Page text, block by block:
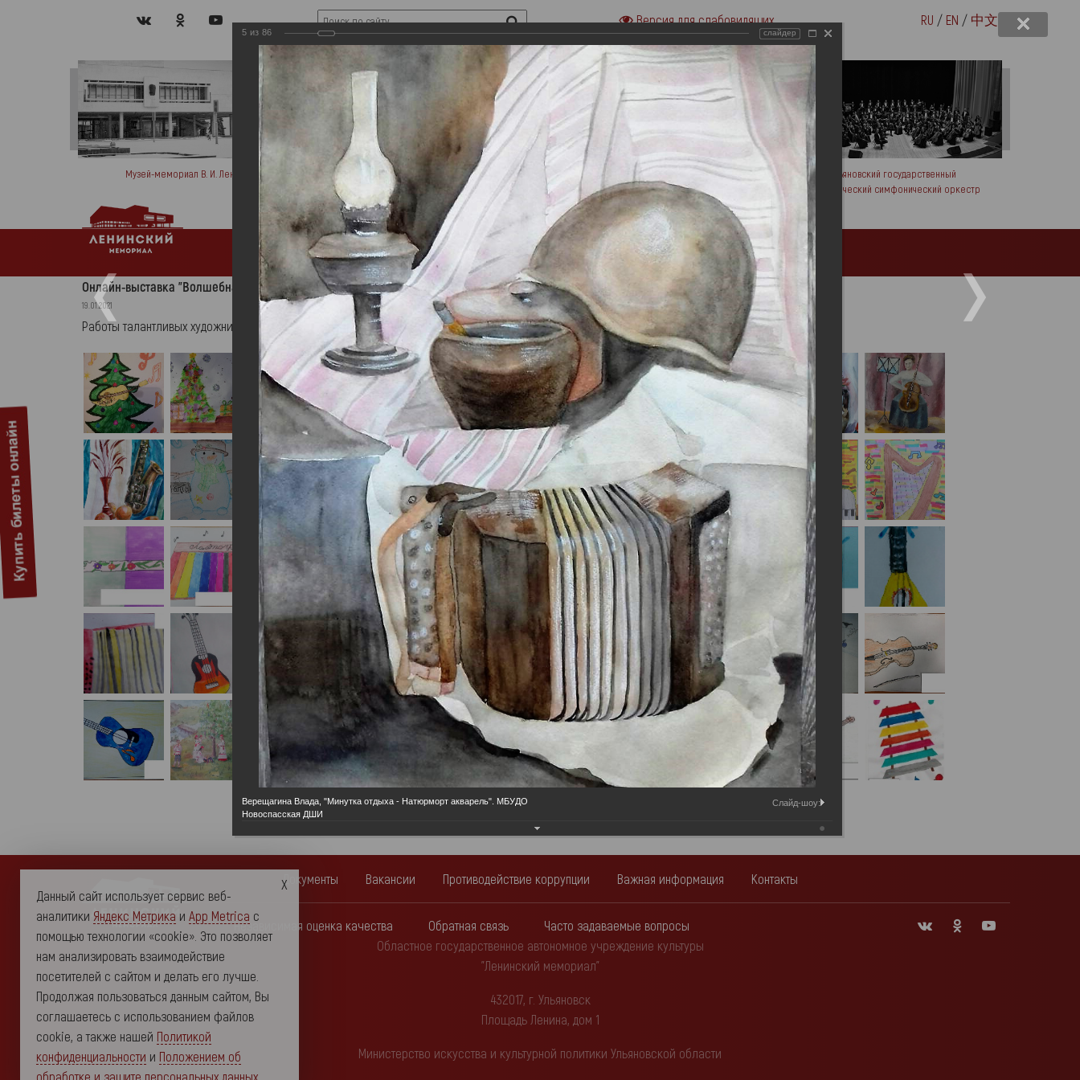
RU / EN / 中文
Версия для слабовидящих
Музей-мемориал В. И. Ленина
Мемориальные музеи семьи Ульяновых
«Домики на Стрелецкой»
Городская усадьба семьи Ульяновых
«Дом-музей В. И.Ленина»
Ульяновский государственный
академический симфонический оркестр
Афиша Новости Наука Выставки Онлайн выставки Филармония Посетителям
Онлайн-выставка "Волшебная кисть"
19.01.2021
Работы талантливых художников МО Ульяновской области.
Еще фотографии
Документы Вакансии Противодействие коррупции Важная информация Контакты
Независимая оценка качества Обратная связь
Часто задаваемые вопросы
Областное государственное автономное учреждение культуры
"Ленинский мемориал"
432017, г. Ульяновск
Площадь Ленина, дом 1
Министерство искусства и культурной политики Ульяновской области
Данный сайт использует сервис веб-
аналитики Яндекс Метрика и App Metrica с
помощью технологии «cookie». Это позволяет
нам анализировать взаимодействие
посетителей с сайтом и делать его лучше.
Продолжая пользоваться данным сайтом, Вы
соглашаетесь с использованием файлов
cookie, а также нашей Политикой
конфиденциальности и Положением об
обработке и защите персональных данных
5 из 86 слайдер
Верещагина Влада, "Минутка отдыха - Натюрморт акварель". МБУДО
Новоспасская ДШИ
Слайд-шоу: